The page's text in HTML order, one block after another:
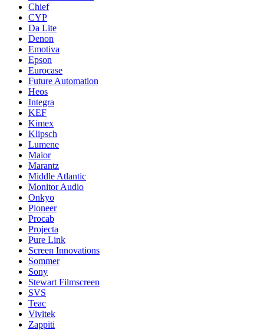
Chief
CYP
Da Lite
Denon
Emotiva
Epson
Eurocase
Future Automation
Heos
Integra
KEF
Kimex
Klipsch
Lumene
Maior
Marantz
Middle Atlantic
Monitor Audio
Onkyo
Pioneer
Procab
Projecta
Pure Link
Screen Innovations
Sommer
Sony
Stewart Filmscreen
SVS
Teac
Vivitek
Zappiti